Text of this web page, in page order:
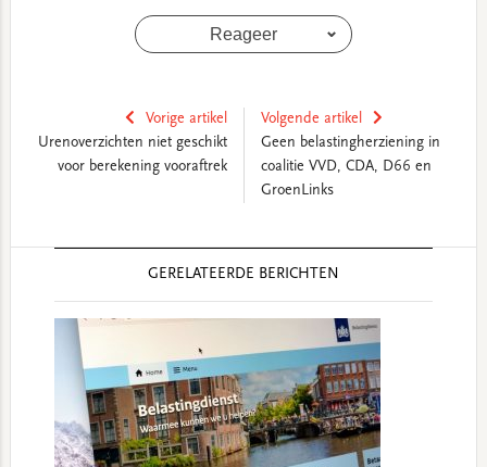
Reageer
Vorige artikel
Urenoverzichten niet geschikt
voor berekening vooraftrek
Volgende artikel
Geen belastingherziening in
coalitie VVD, CDA, D66 en
GroenLinks
GERELATEERDE BERICHTEN